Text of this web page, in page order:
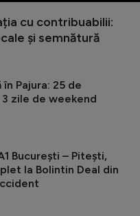
cu contribuabilii:
și semnătură
Pajura: 25 de
zile de weekend
București – Pitești,
la Bolintin Deal din